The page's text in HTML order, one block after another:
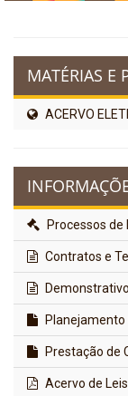
MATÉRIAS E
ACERVO
Processos de
Contratos e
Prestação de
Acervo de Leis